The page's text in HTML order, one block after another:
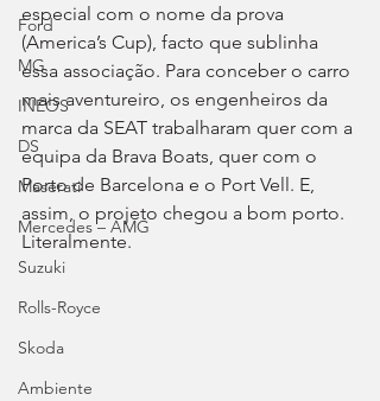
Ford
MG
INEOS
DS
Maserati
Mercedes – AMG
Suzuki
Rolls-Royce
Skoda
Ambiente
especial com o nome da prova
(America’s Cup), facto que sublinha
essa associação. Para conceber o carro
mais aventureiro, os engenheiros da
marca da SEAT trabalharam quer com a
equipa da Brava Boats, quer com o
Porto de Barcelona e o Port Vell. E,
assim, o projeto chegou a bom porto.
Literalmente.